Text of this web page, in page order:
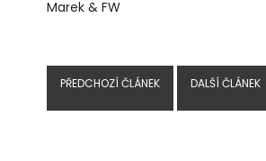
Marek & FW
PŘEDCHOZÍ ČLÁNEK DALŠÍ ČLÁNEK